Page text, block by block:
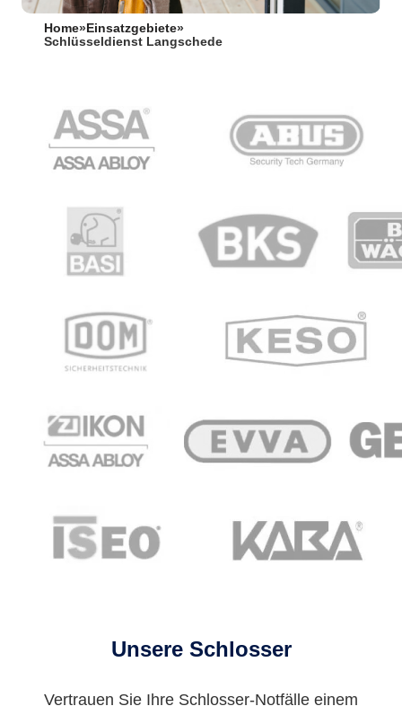
Home» Einsatzgebiete»
Schlüsseldienst Langschede
Unsere Schlosser
Vertrauen Sie Ihre Schlosser-Notfälle einem